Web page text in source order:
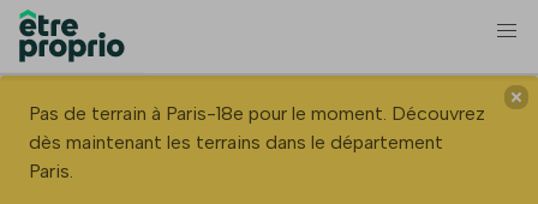
Pas de terrain à Paris-18e pour le moment. Découvrez
dès maintenant les terrains dans le département
Paris.